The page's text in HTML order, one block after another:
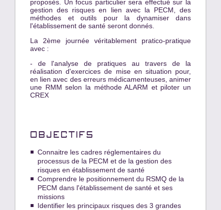
proposés. Un focus particulier sera effectué sur la
gestion des risques en lien avec la PECM, des
méthodes et outils pour la dynamiser dans
l'établissement de santé seront donnés.
La 2ème journée véritablement pratico-pratique
avec :
- de l'analyse de pratiques au travers de la
réalisation d'exercices de mise en situation pour,
en lien avec des erreurs médicamenteuses, animer
une RMM selon la méthode ALARM et piloter un
CREX
OBJECTIFS
Connaitre les cadres réglementaires du
processus de la PECM et de la gestion des
risques en établissement de santé
Comprendre le positionnement du RSMQ de la
PECM dans l'établissement de santé et ses
missions
Identifier les principaux risques des 3 grandes